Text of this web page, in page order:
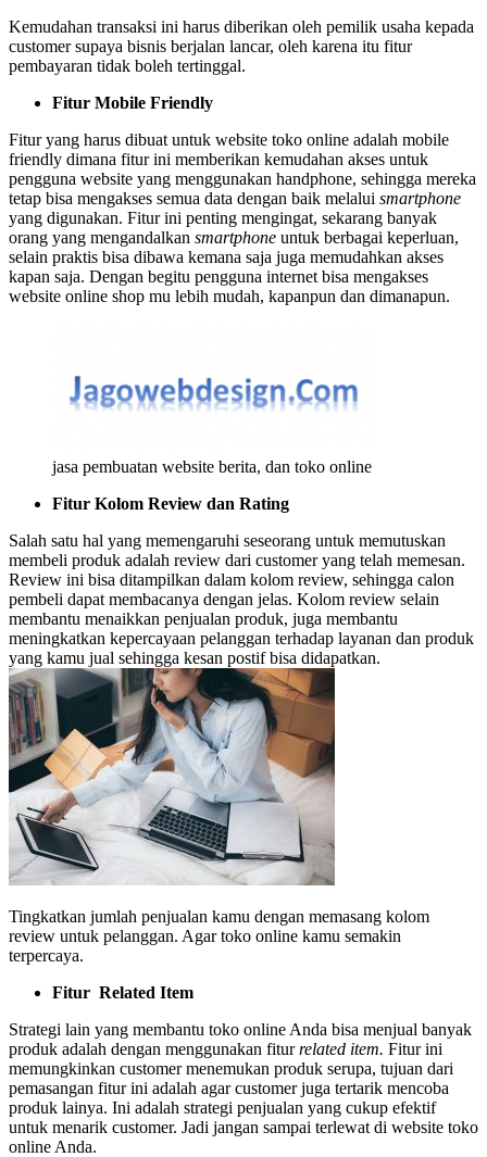
Kemudahan transaksi ini harus diberikan oleh pemilik usaha kepada
customer supaya bisnis berjalan lancar, oleh karena itu fitur
pembayaran tidak boleh tertinggal.
Fitur Mobile Friendly
Fitur yang harus dibuat untuk website toko online adalah mobile
friendly dimana fitur ini memberikan kemudahan akses untuk
pengguna website yang menggunakan handphone, sehingga mereka
tetap bisa mengakses semua data dengan baik melalui smartphone
yang digunakan. Fitur ini penting mengingat, sekarang banyak
orang yang mengandalkan smartphone untuk berbagai keperluan,
selain praktis bisa dibawa kemana saja juga memudahkan akses
kapan saja. Dengan begitu pengguna internet bisa mengakses
website online shop mu lebih mudah, kapanpun dan dimanapun.
jasa pembuatan website berita, dan toko online
Fitur Kolom Review dan Rating
Salah satu hal yang memengaruhi seseorang untuk memutuskan
membeli produk adalah review dari customer yang telah memesan.
Review ini bisa ditampilkan dalam kolom review, sehingga calon
pembeli dapat membacanya dengan jelas. Kolom review selain
membantu menaikkan penjualan produk, juga membantu
meningkatkan kepercayaan pelanggan terhadap layanan dan produk
yang kamu jual sehingga kesan postif bisa didapatkan.
Tingkatkan jumlah penjualan kamu dengan memasang kolom
review untuk pelanggan. Agar toko online kamu semakin
terpercaya.
Fitur Related Item
Strategi lain yang membantu toko online Anda bisa menjual banyak
produk adalah dengan menggunakan fiturrelated item. Fitur ini
memungkinkan customer menemukan produk serupa, tujuan dari
pemasangan fitur ini adalah agar customer juga tertarik mencoba
produk lainya. Ini adalah strategi penjualan yang cukup efektif
untuk menarik customer. Jadi jangan sampai terlewat di website toko
online Anda.